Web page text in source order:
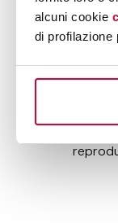
alcuni cookie
di profilazione
Uno